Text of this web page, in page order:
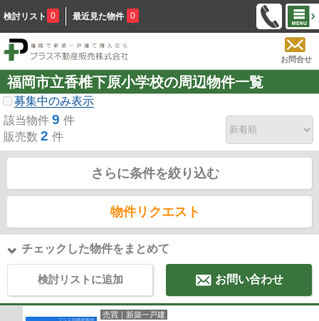
検討リスト 0 最近見た物件 0
お問合せ
福岡市立香椎下原小学校の周辺物件一覧
募集中のみ表示
該当物件 9 件
販売数 2 件
さらに条件を絞り込む
物件リクエスト
チェックした物件をまとめて
検討リストに追加 お問い合わせ
売買｜新築一戸建